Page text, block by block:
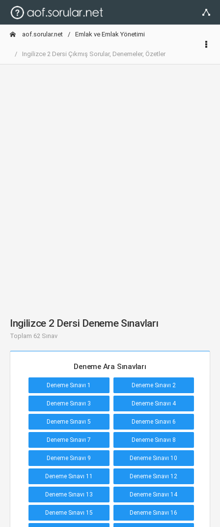
aof.sorular.net Emlak ve Emlak Yönetimi
Ingilizce 2 Dersi Çıkmış Sorular, Denemeler, Özetler
Ingilizce 2 Dersi Deneme Sınavları
Toplam 62 Sınav
Deneme Ara Sınavları
Deneme Sınavı 1 Deneme Sınavı 2
Deneme Sınavı 3 Deneme Sınavı 4
Deneme Sınavı 5 Deneme Sınavı 6
Deneme Sınavı 7 Deneme Sınavı 8
Deneme Sınavı 9 Deneme Sınavı 10
Deneme Sınavı 11 Deneme Sınavı 12
Deneme Sınavı 13 Deneme Sınavı 14
Deneme Sınavı 15 Deneme Sınavı 16